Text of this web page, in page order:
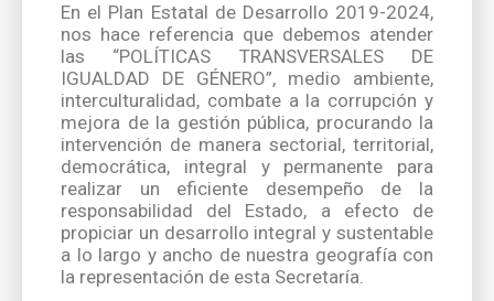
En el Plan Estatal de Desarrollo 2019-2024,
nos hace referencia que debemos atender
las “POLÍTICAS TRANSVERSALES DE
IGUALDAD DE GÉNERO”, medio ambiente,
interculturalidad, combate a la corrupción y
mejora de la gestión pública, procurando la
intervención de manera sectorial, territorial,
democrática, integral y permanente para
realizar un eficiente desempeño de la
responsabilidad del Estado, a efecto de
propiciar un desarrollo integral y sustentable
a lo largo y ancho de nuestra geografía con
la representación de esta Secretaría.